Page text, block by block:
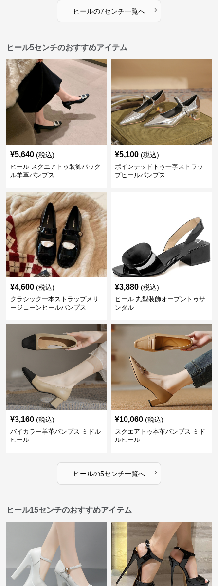
ヒールの7センチ一覧へ ›
ヒール5センチのおすすめアイテム
¥5,640 (税込)
ヒール スクエアトゥ装飾バック
ル羊革パンプス
¥5,100 (税込)
ポインテッドトゥ一字ストラッ
プヒールパンプス
¥4,600 (税込)
クラシック一本ストラップメリ
ージェーンヒールパンプス
¥3,880 (税込)
ヒール 丸型装飾オープントゥサ
ンダル
¥3,160 (税込)
バイカラー羊革パンプス ミドル
ヒール
¥10,060 (税込)
スクエアトゥ本革パンプス ミド
ルヒール
ヒールの5センチ一覧へ ›
ヒール15センチのおすすめアイテム